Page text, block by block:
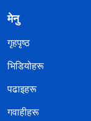
मेनु
गृहपृष्ठ
भिडियोहरू
पढाइहरू
गवाहीहरू